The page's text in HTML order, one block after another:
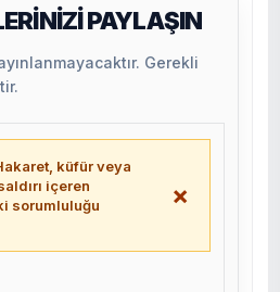
PAYLAŞIN
Gerekli
küfür veya
içeren
sorumluluğu
×